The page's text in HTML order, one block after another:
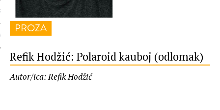
PROZA
Refik Hodžić: Polaroid kauboj (odlomak)
Autor/ica: Refik Hodžić